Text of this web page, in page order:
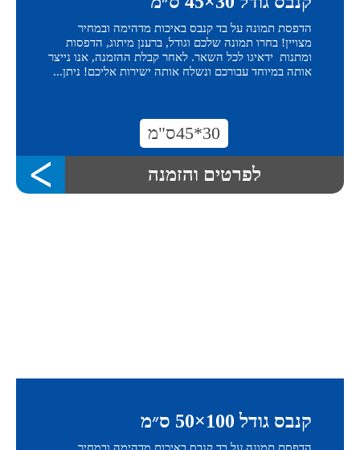
הדפסת תמונה על בד קנבס באיכות מדהימה ובמחיר
מצויין! בחרו תמונה שלכם וגודל, ברענן מיתוג, הדפסות
ומתנות ידאיגו לכל השאר. לאחר קבלת ההזמנה, אנו נייצר
אותה במיוחד עבורכם ונשלח אותה ישירות אליכם! ניתן...
30*45ס"מ
לפרטים והזמנה
קנבס גודל 100×50 ס״מ
הדפסת תמונה על בד קנבס באיכות מדהימה ובמחיר